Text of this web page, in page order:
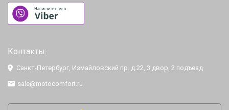
Контакты:
Санкт-Петербург, Измайловский пр. д.22, 3 двор, 2 подъезд
sale@motocomfort.ru